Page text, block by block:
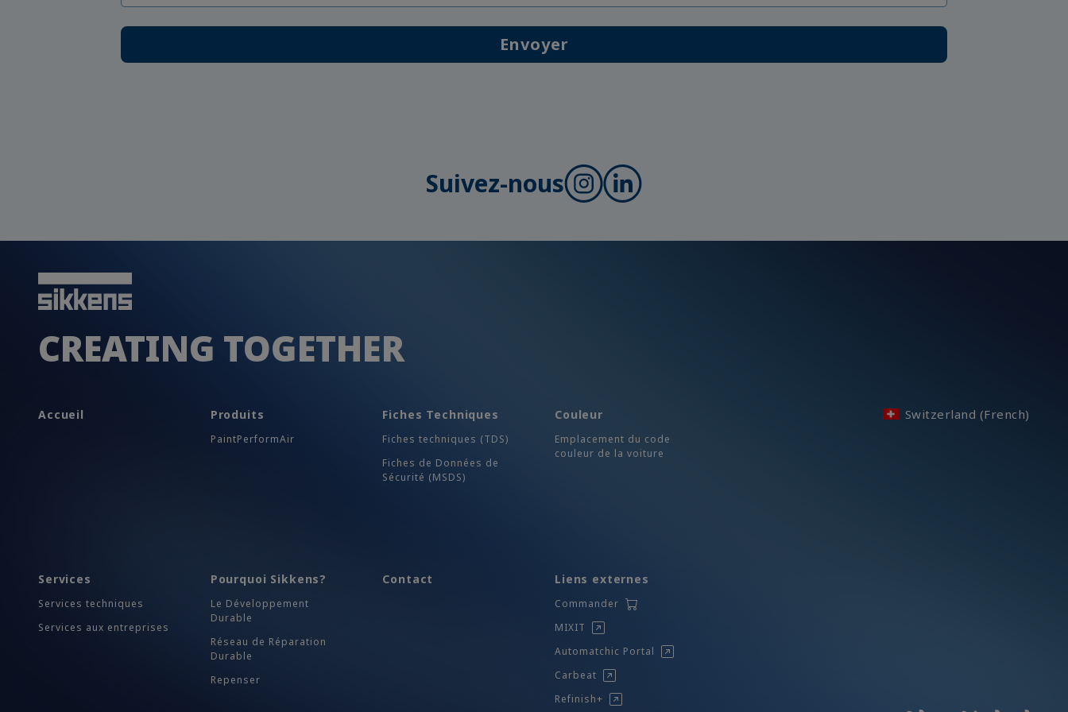
Envoyer
Suivez-nous
CREATING TOGETHER
Accueil Produits
PaintPerformAir
Fiches Techniques
Fiches techniques (TDS)
Fiches de Données de
Sécurité (MSDS)
Couleur
Emplacement du code
couleur de la voiture
Services
Services techniques
Services aux entreprises
Pourquoi Sikkens?
Le Développement
Durable
Réseau de Réparation
Durable
Repenser
Contact Liens externes
Commander
MIXIT
Automatchic Portal
Carbeat
Refinish+
Switzerland (French)